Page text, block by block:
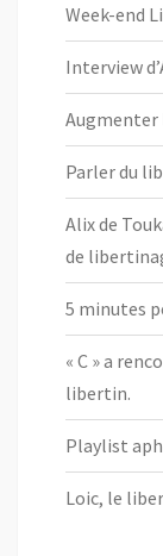
Week-end
Interview
Augmenter
Parler du
Alix de
de
5 minutes
« C » a
libertin.
Playlist
Loic, le